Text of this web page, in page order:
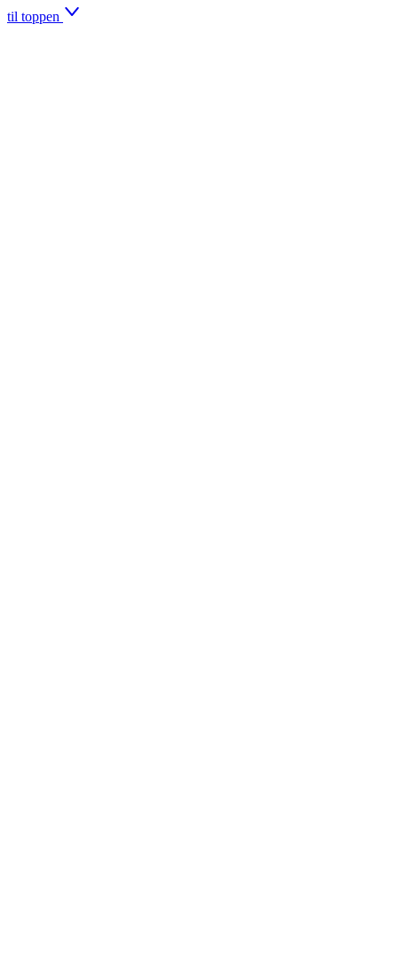
til toppen